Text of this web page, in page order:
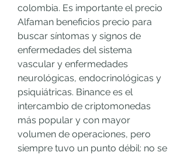
colombia. Es importante el precio
Alfaman beneficios precio para
buscar síntomas y signos de
enfermedades del sistema
vascular y enfermedades
neurológicas, endocrinológicas y
psiquiátricas. Binance es el
intercambio de criptomonedas
más popular y con mayor
volumen de operaciones, pero
siempre tuvo un punto débil: no se